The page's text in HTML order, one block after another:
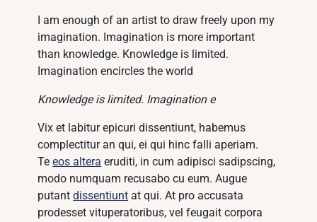
I am enough of an artist to draw freely upon my
imagination. Imagination is more important
than knowledge. Knowledge is limited.
Imagination encircles the world
Knowledge is limited. Imagination e
Vix et labitur epicuri dissentiunt, habemus
complectitur an qui, ei qui hinc falli aperiam.
Teeos altera eruditi, in cum adipisci sadipscing,
modo numquam recusabo cu eum. Augue
putantdissentiunt at qui. At pro accusata
prodesset vituperatoribus, vel feugait corpora